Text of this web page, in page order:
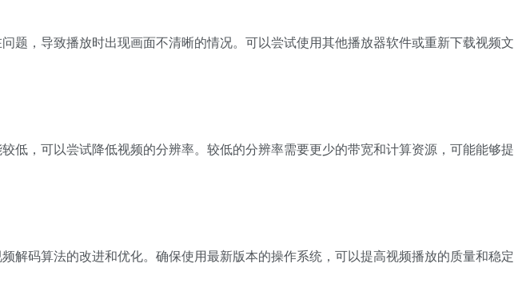
题，导致播放时出现画面不清晰的情况。可以尝试使用其他播放器软件或重新下载视频文
低，可以尝试降低视频的分辨率。较低的分辨率需要更少的带宽和计算资源，可能能够提
解码算法的改进和优化。确保使用最新版本的操作系统，可以提高视频播放的质量和稳定